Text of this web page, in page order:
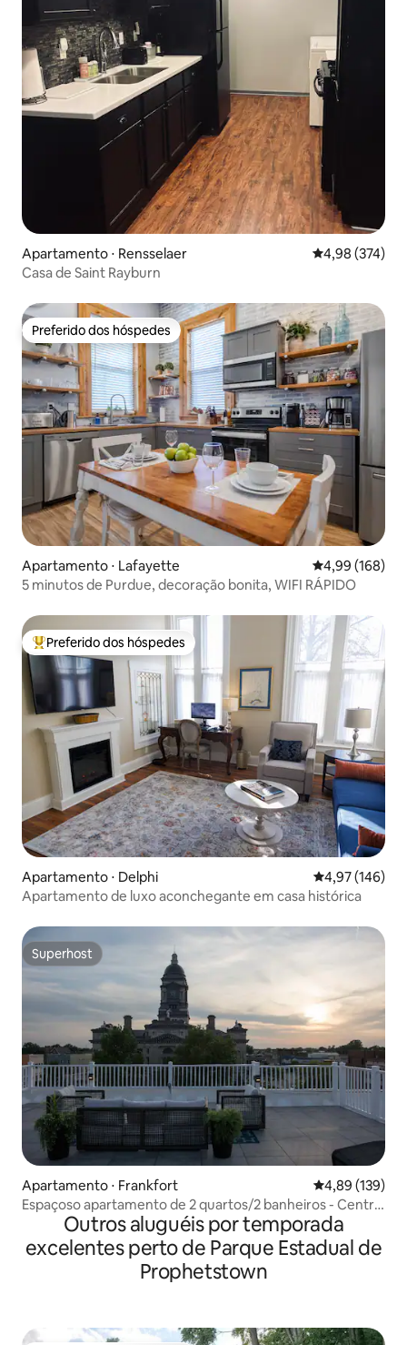
Apartamento ⋅ Rensselaer 4,98 de uma
4,98 (374)
Casa de Saint Rayburn
Preferido dos hóspedes
Preferido dos hóspedes
Apartamento ⋅ Lafayette 4,99 de uma
4,99 (168)
5 minutos de Purdue, decoração bonita, WIFI RÁPIDO
Entre os melhores preferidos dos hóspedes
Preferido dos hóspedes
Apartamento ⋅ Delphi 4,97 de uma
4,97 (146)
Apartamento de luxo aconchegante em casa histórica
Superhost
Superhost
Apartamento ⋅ Frankfort 4,89 de uma
4,89 (139)
Espaçoso apartamento de 2 quartos/2 banheiros - Centro
de Frankfort (NPF-209)
Outros aluguéis por temporada
excelentes perto de Parque Estadual de
Prophetstown